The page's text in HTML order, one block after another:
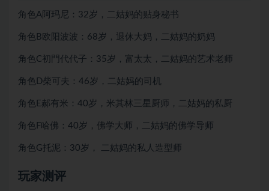
角色A阿玛尼：32岁，二姑妈的贴身秘书
角色B欧阳波波：68岁，退休大妈，二姑妈的奶妈
角色C初門代代子：35岁，富太太，二姑妈的艺术老师
角色D柴可夫：46岁，二姑妈的司机
角色E郝有米：40岁，米其林三星厨师，二姑妈的私厨
角色F哈佛：40岁，佛学大师，二姑妈的佛学导师
角色G托泥：30岁， 二姑妈的私人造型师
玩家测评